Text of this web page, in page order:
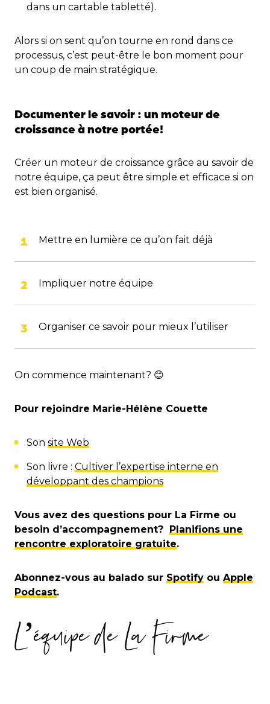
dans un cartable tabletté).
Alors si on sent qu’on tourne en rond dans ce
processus, c’est peut-être le bon moment pour
un coup de main stratégique.
Documenter le savoir : un moteur de
croissance à notre portée!
Créer un moteur de croissance grâce au savoir de
notre équipe, ça peut être simple et efficace si on
est bien organisé.
Mettre en lumière ce qu’on fait déjà
Impliquer notre équipe
Organiser ce savoir pour mieux l’utiliser
On commence maintenant? 😊
Pour rejoindre Marie-Hélène Couette
Son site Web
Son livre : Cultiver l’expertise interne en
développant des champions
Vous avez des questions pour La Firme ou
besoin d’accompagnement? Planifions une
rencontre exploratoire gratuite.
Abonnez-vous au balado sur Spotify ou Apple
Podcast.
L’équipe de La Firme